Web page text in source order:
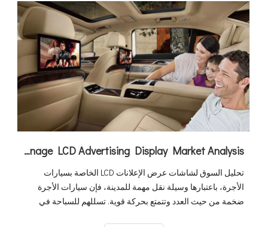
Taxi Digital Signage LCD Advertising Display Market Analysis
تحليل السوق لشاشات عرض الإعلانات LCD الخاصة بسيارات
الأجرة، باعتبارها وسيلة نقل مهمة للمدينة، فإن سيارات الأجرة
ضخمة من حيث العدد وتتمتع بحركة قوية. تسللهم للسباحة في